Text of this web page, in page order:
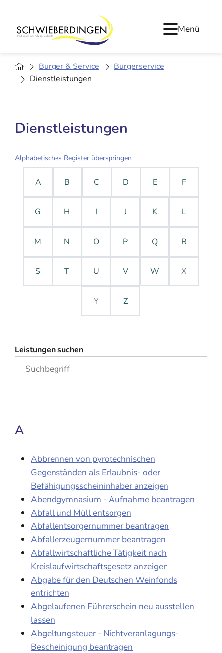
Menü
Bürger & Service
Bürgerservice
Dienstleistungen
Dienstleistungen
Alphabetisches Register überspringen
A B C D E F
G H I J K L
M N O P Q R
S T U V W X
Y Z
Leistungen suchen
A
Abbrennen von pyrotechnischen
Gegenständen als Erlaubnis- oder
Befähigungsscheininhaber anzeigen
Abendgymnasium - Aufnahme beantragen
Abfall und Müll entsorgen
Abfallentsorgernummer beantragen
Abfallerzeugernummer beantragen
Abfallwirtschaftliche Tätigkeit nach
Kreislaufwirtschaftsgesetz anzeigen
Abgabe für den Deutschen Weinfonds
entrichten
Abgelaufenen Führerschein neu ausstellen
lassen
Abgeltungsteuer - Nichtveranlagungs-
Bescheinigung beantragen